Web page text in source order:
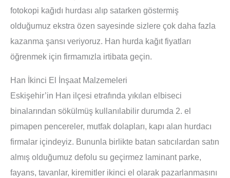
fotokopi kağıdı hurdası alıp satarken göstermiş
olduğumuz ekstra özen sayesinde sizlere çok daha fazla
kazanma şansı veriyoruz. Han hurda kağıt fiyatları
öğrenmek için firmamızla irtibata geçin.
Han İkinci El İnşaat Malzemeleri
Eskişehir’in Han ilçesi etrafında yıkılan elbiseci
binalarından sökülmüş kullanılabilir durumda 2. el
pimapen pencereler, mutfak dolapları, kapı alan hurdacı
firmalar içindeyiz. Bununla birlikte batan satıcılardan satın
almış olduğumuz defolu su geçirmez laminant parke,
fayans, tavanlar, kiremitler ikinci el olarak pazarlanmasını